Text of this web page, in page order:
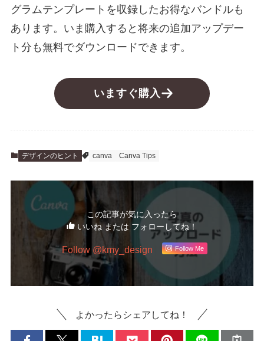
グラムテンプレートを収録したお得なバンドルも
あります。いま購入すると将来の追加アップデー
ト分も無料でダウンロードできます。
いますぐ購入
デザインのヒント canva Canva Tips
この記事が気に入ったら
いいね または フォローしてね！
Follow @kmy_design Follow Me
よかったらシェアしてね！